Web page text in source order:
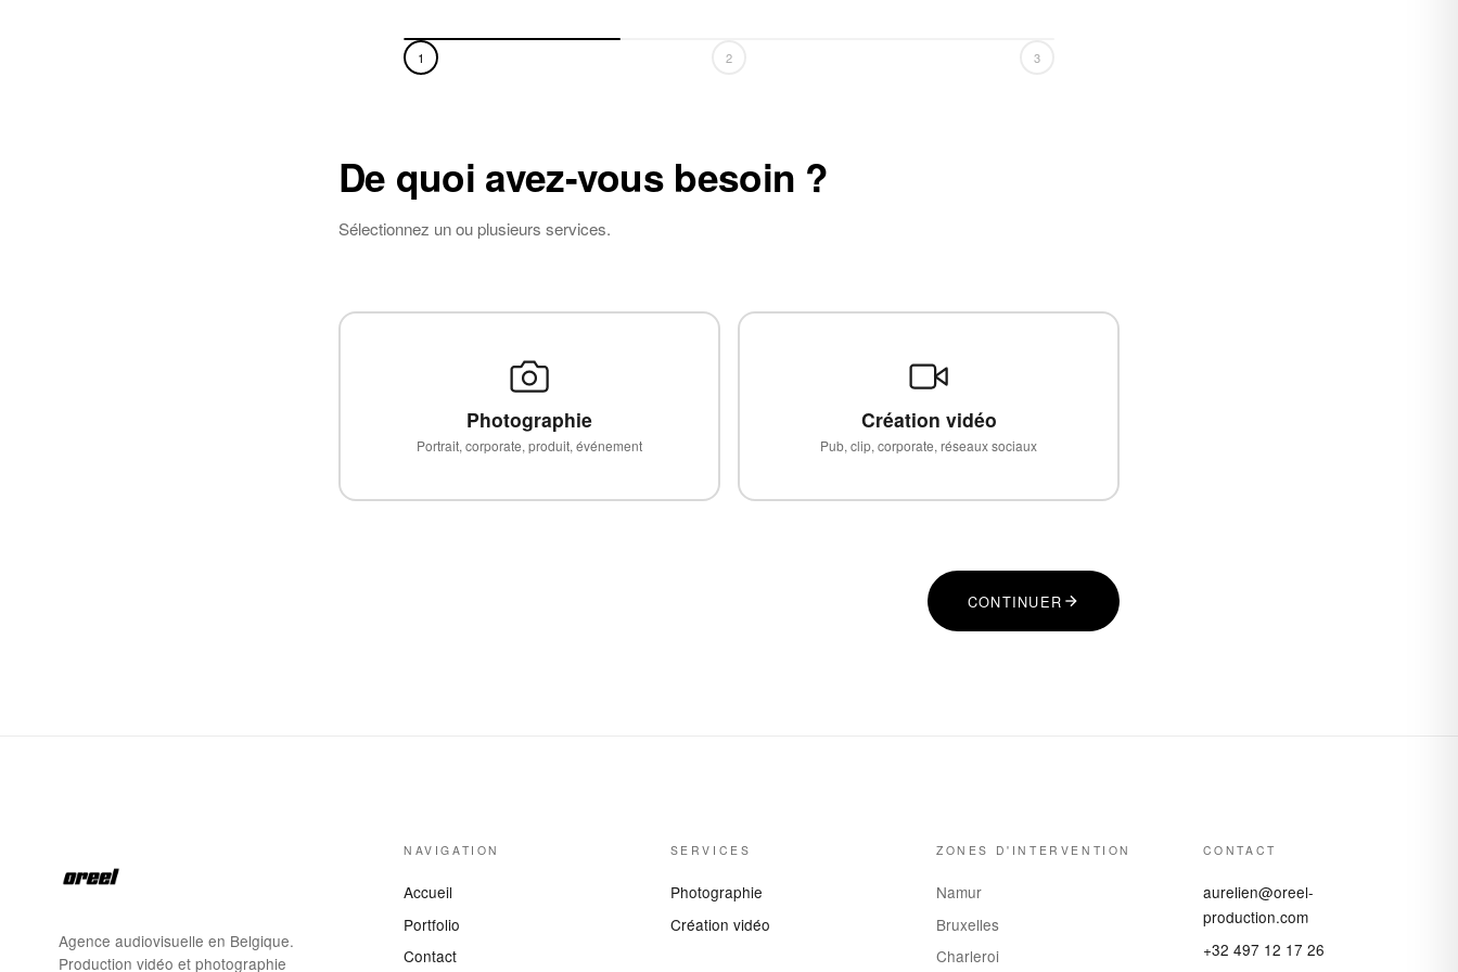
1 2 3
De quoi avez-vous besoin ?
Sélectionnez un ou plusieurs services.
Photographie
Portrait, corporate, produit, événement
Création vidéo
Pub, clip, corporate, réseaux sociaux
CONTINUER
Agence audiovisuelle en Belgique.
Production vidéo et photographie
NAVIGATION
Accueil
Portfolio
Contact
SERVICES
Photographie
Création vidéo
ZONES D'INTERVENTION
Namur
Bruxelles
Charleroi
CONTACT
aurelien@oreel-
production.com
+32 497 12 17 26